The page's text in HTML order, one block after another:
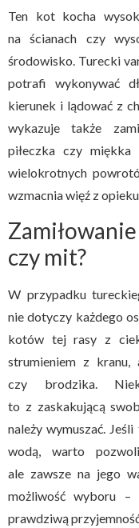
Ten kot kocha
na ścianach czy
środowisko. Turecki
potrafi wykonywać
kierunek i lądować z
wykazuje także
piłeczka czy
wielokrotnych
wzmacnia więź z
czy mit?
W przypadku
nie dotyczy każdego
kotów tej rasy z
strumieniem z
czy brodzika.
to z zaskakującą
należy wymuszać.
wodą, warto
ale zawsze na jego
możliwość wyboru
prawdziwą